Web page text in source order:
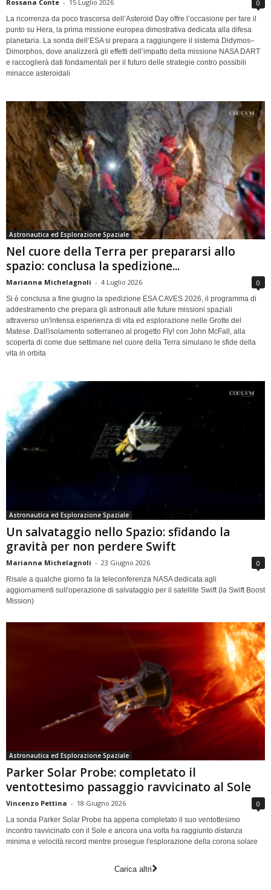
Rossana Conte - 15 Luglio 2026 0
La ricorrenza da poco trascorsa dell’Asteroid Day offre l’occasione per fare il
punto su Hera, la prima missione europea dimostrativa dedicata alla difesa
planetaria. La sonda dell’ESA si prepara a raggiungere il sistema Didymos–
Dimorphos, dove analizzerà gli effetti dell’impatto della missione NASA DART
e raccoglierà dati fondamentali per il futuro delle strategie contro possibili
minacce asteroidali
Astronautica ed Esplorazione Spaziale
Nel cuore della Terra per prepararsi allo
spazio: conclusa la spedizione...
Marianna Michelagnoli - 4 Luglio 2026 0
Si è conclusa a fine giugno la spedizione ESA CAVES 2026, il programma di
addestramento che prepara gli astronauti alle future missioni spaziali
attraverso un'intensa esperienza di vita ed esplorazione nelle Grotte del
Matese. Dall'isolamento sotterraneo al progetto Fly! con John McFall, alla
scoperta di come due settimane nel cuore della Terra simulano le sfide della
vita in orbita
Astronautica ed Esplorazione Spaziale
Un salvataggio nello Spazio: sfidando la
gravità per non perdere Swift
Marianna Michelagnoli - 23 Giugno 2026 0
Risale a qualche giorno fa la teleconferenza NASA dedicata agli
aggiornamenti sull'operazione di salvataggio per il satellite Swift (la Swift Boost
Mission)
Astronautica ed Esplorazione Spaziale
Parker Solar Probe: completato il
ventottesimo passaggio ravvicinato al Sole
Vincenzo Pettina - 18 Giugno 2026 0
La sonda Parker Solar Probe ha appena completato il suo ventottesimo
incontro ravvicinato con il Sole e ancora una volta ha raggiunto distanza
minima e velocità record mentre prosegue l'esplorazione della corona solare
Carica altri